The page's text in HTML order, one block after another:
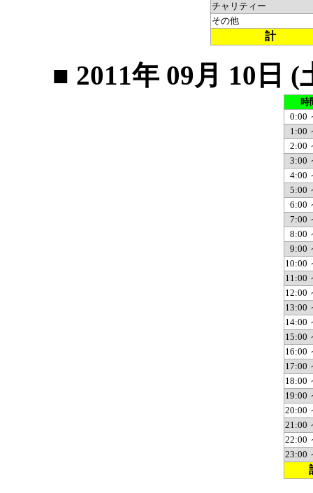
チャリティー
その他
計
■ 2011年 09月 10日
時
0:00
1:00
2:00
3:00
4:00
5:00
6:00
7:00
8:00
9:00
10:00
11:00
12:00
13:00
14:00
15:00
16:00
17:00
18:00
19:00
20:00
21:00
22:00
23:00